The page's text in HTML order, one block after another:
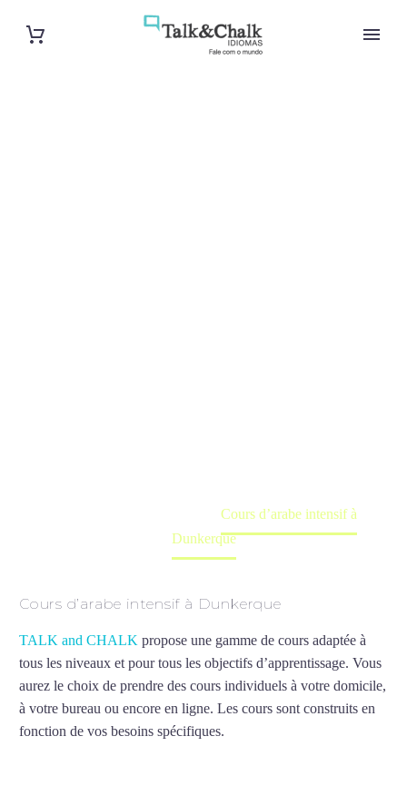
Cours d’arabe intensif à
Dunkerque
Cours d’arabe intensif à Dunkerque
TALK and CHALK propose une gamme de cours adaptée à
tous les niveaux et pour tous les objectifs d’apprentissage. Vous
aurez le choix de prendre des cours individuels à votre domicile,
à votre bureau ou encore en ligne. Les cours sont construits en
fonction de vos besoins spécifiques.